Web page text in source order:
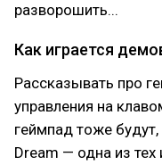
разворошить...
Как играется
Рассказывать про
управления на
геймпад тоже
Dream — одна из тех